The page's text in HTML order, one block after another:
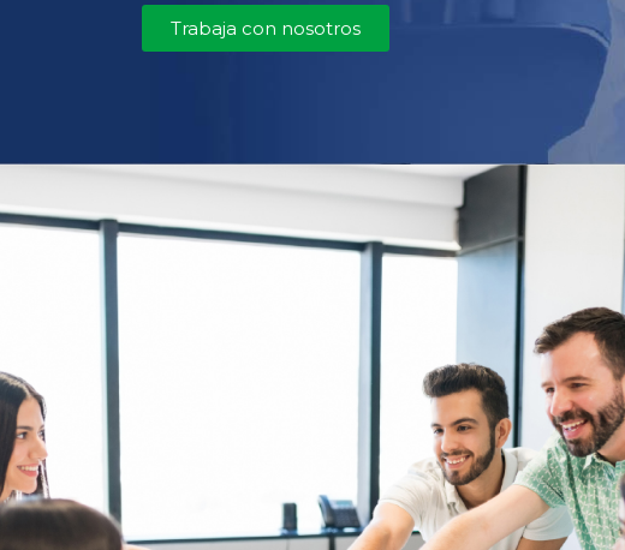
Trabaja con nosotros